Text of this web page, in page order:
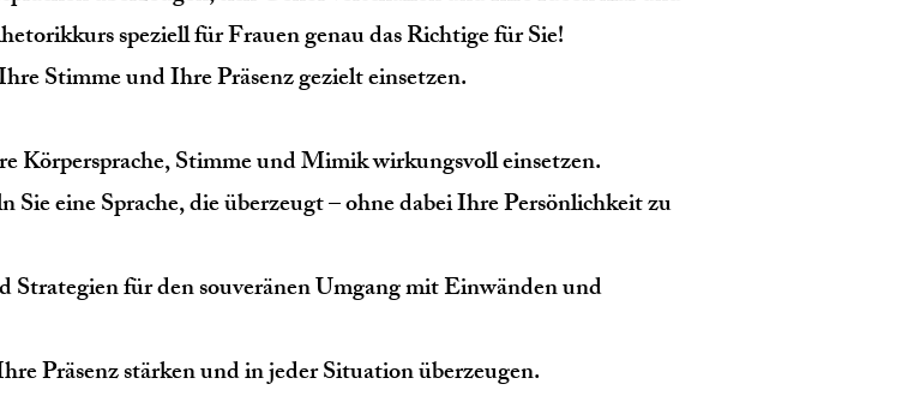
speziell für Frauen genau das Richtige für Sie!
Stimme und Ihre Präsenz gezielt einsetzen.
Körpersprache, Stimme und Mimik wirkungsvoll einsetzen.
eine Sprache, die überzeugt – ohne dabei Ihre Persönlichkeit zu
für den souveränen Umgang mit Einwänden und
Präsenz stärken und in jeder Situation überzeugen.